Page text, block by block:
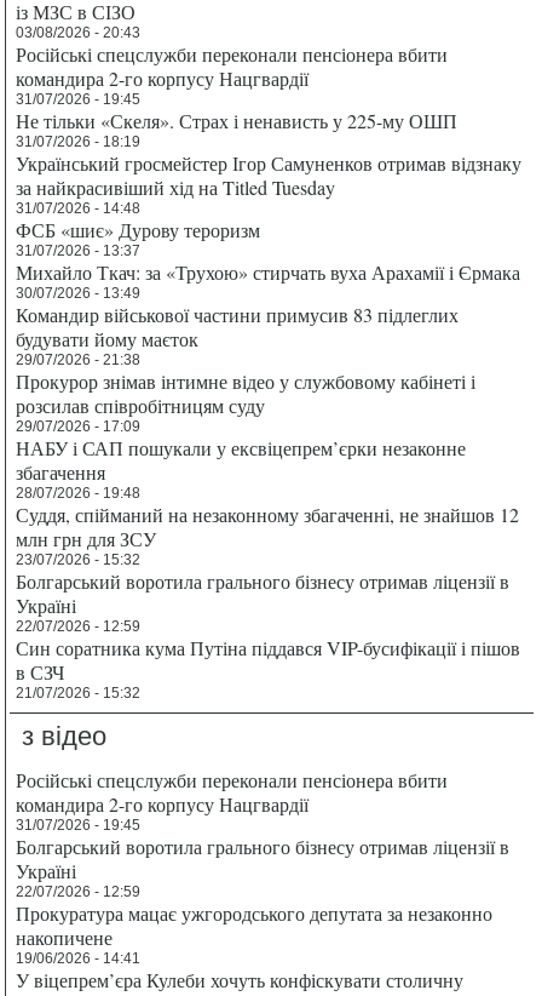
із МЗС в СІЗО
03/08/2026 - 20:43
Російські спецслужби переконали пенсіонера вбити
командира 2-го корпусу Нацгвардії
31/07/2026 - 19:45
Не тільки «Скеля». Страх і ненависть у 225-му ОШП
31/07/2026 - 18:19
Український гросмейстер Ігор Самуненков отримав відзнаку
за найкрасивіший хід на Titled Tuesday
31/07/2026 - 14:48
ФСБ «шиє» Дурову тероризм
31/07/2026 - 13:37
Михайло Ткач: за «Трухою» стирчать вуха Арахамії і Єрмака
30/07/2026 - 13:49
Командир військової частини примусив 83 підлеглих
будувати йому маєток
29/07/2026 - 21:38
Прокурор знімав інтимне відео у службовому кабінеті і
розсилав співробітницям суду
29/07/2026 - 17:09
НАБУ і САП пошукали у ексвіцепрем’єрки незаконне
збагачення
28/07/2026 - 19:48
Суддя, спійманий на незаконному збагаченні, не знайшов 12
млн грн для ЗСУ
23/07/2026 - 15:32
Болгарський воротила грального бізнесу отримав ліцензії в
Україні
22/07/2026 - 12:59
Син соратника кума Путіна піддався VIP-бусифікації і пішов
в СЗЧ
21/07/2026 - 15:32
з відео
Російські спецслужби переконали пенсіонера вбити
командира 2-го корпусу Нацгвардії
31/07/2026 - 19:45
Болгарський воротила грального бізнесу отримав ліцензії в
Україні
22/07/2026 - 12:59
Прокуратура мацає ужгородського депутата за незаконно
накопичене
19/06/2026 - 14:41
У віцепрем’єра Кулеби хочуть конфіскувати столичну